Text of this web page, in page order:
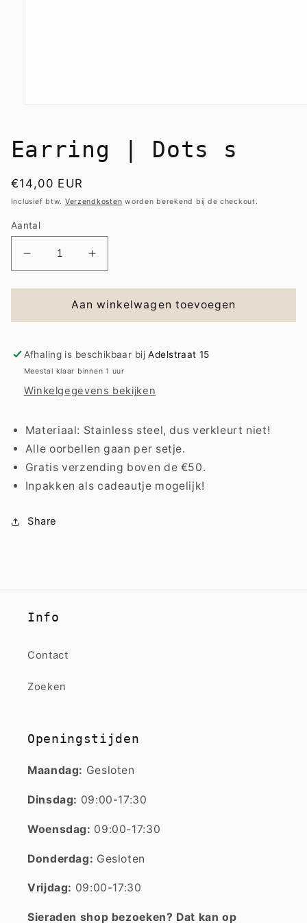
modaal
Earring | Dots s
Normale
prijs
€14,00 EUR
Inclusief btw. Verzendkosten worden berekend bij de checkout.
Aantal
Aantal
verlagen
voor
|
s
Aantal
verhogen
voor
Earring
|
s
Aan winkelwagen toevoegen
Afhaling is beschikbaar bijAdelstraat 15
Meestal klaar binnen 1 uur
Winkelgegevens bekijken
Materiaal: Stainless steel, dus verkleurt niet!
Alle oorbellen gaan per setje.
Gratis verzending boven de €50.
Inpakken als cadeautje mogelijk!
Share
Info
Contact
Zoeken
Openingstijden
Maandag: Gesloten
Dinsdag: 09:00-17:30
Woensdag: 09:00-17:30
Donderdag: Gesloten
Vrijdag: 09:00-17:30
Sieraden shop bezoeken? Dat kan op